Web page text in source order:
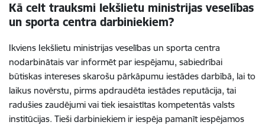
Kā celt trauksmi Iekšlietu ministrijas veselības
un sporta centra darbiniekiem?
Ikviens Iekšlietu ministrijas veselības un sporta centra
nodarbinātais var informēt par iespējamu, sabiedrībai
būtiskas intereses skarošu pārkāpumu iestādes darbībā, lai to
laikus novērstu, pirms apdraudēta iestādes reputācija, tai
radušies zaudējumi vai tiek iesaistītas kompetentās valsts
institūcijas. Tieši darbiniekiem ir iespēja pamanīt iespējamos